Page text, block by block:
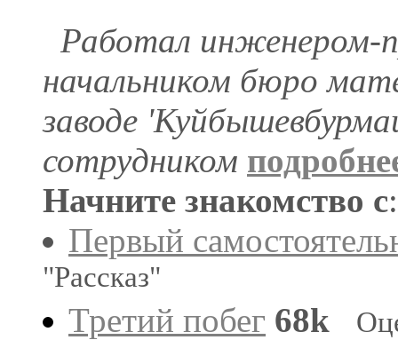
Работал инженером-
начальником бюро
заводе
сотрудником
Начните знакомство с:
Первый
"Рассказ"
Третий побег 68k